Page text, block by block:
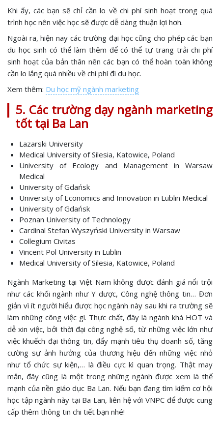
Khi ấy, các bạn sẽ chỉ cần lo về chi phí sinh hoạt trong quá
trình học nên việc học sẽ được dễ dàng thuận lợi hơn.
Ngoài ra, hiện nay các trường đại học cũng cho phép các bạn
du học sinh có thể làm thêm để có thể tự trang trải chi phí
sinh hoạt của bản thân nên các bạn có thể hoàn toàn không
cần lo lắng quá nhiều về chi phí đi du học.
Xem thêm: Du học mỹ ngành marketing
5. Các trường dạy ngành marketing
tốt tại Ba Lan
Lazarski University
Medical University of Silesia, Katowice, Poland
University of Ecology and Management in Warsaw
Medical
University of Gdańsk
University of Economics and Innovation in Lublin Medical
University of Gdańsk
Poznan University of Technology
Cardinal Stefan Wyszyński University in Warsaw
Collegium Civitas
Vincent Pol University in Lublin
Medical University of Silesia, Katowice, Poland
Ngành Marketing tại Việt Nam không được đánh giá nổi trội
như các khối ngành như Y dược, Công nghệ thông tin… Đơn
giản vì ít người hiểu được học ngành này sau khi ra trường sẽ
làm những công việc gì. Thực chất, đây là ngành khá HOT và
dễ xin việc, bởi thời đại công nghệ số, từ những việc lớn như
việc khuếch đại thông tin, đẩy mạnh tiêu thụ doanh số, tăng
cường sự ảnh hưởng của thương hiệu đến những việc nhỏ
như tổ chức sự kiện,… là điều cực kì quan trọng. Thật may
mắn, đây cũng là một trong những ngành được xem là thế
mạnh của nền giáo dục Ba Lan. Nếu bạn đang tìm kiếm cơ hội
học tập ngành này tại Ba Lan, liên hệ với VNPC để được cung
cấp thêm thông tin chi tiết bạn nhé!